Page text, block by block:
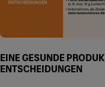
EINE GESUNDE
ENTSCHEIDUNGEN